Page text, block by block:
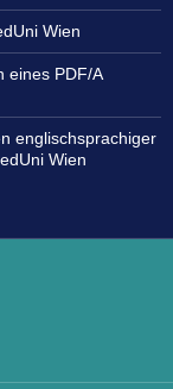
Wien
eines PDF/A
englischsprachiger
Wien